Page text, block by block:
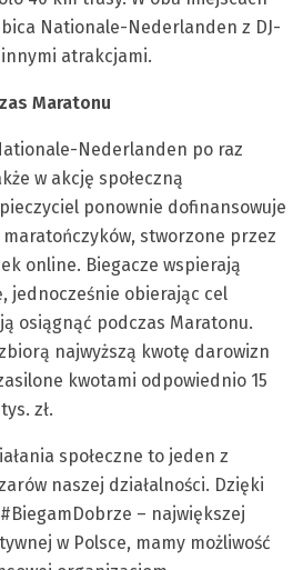
Nationale-Nederlanden z DJ-
atrakcjami.
Maratonu
Nederlanden po raz
w akcję społeczną
ponownie dofinansowuje
stworzone przez
online. Biegacze wspierają
jednocześnie obierając cel
osiągnąć podczas Maratonu.
najwyższą kwotę darowizn
kwotami odpowiednio 15
zł.
społeczne to jeden z
naszej działalności. Dzięki
– największej
w Polsce, mamy możliwość